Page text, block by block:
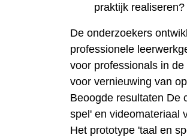
praktijk realiseren?
De onderzoekers
professionele
voor professionals in
voor vernieuwing van
Beoogde resultaten De
spel' en videomateriaal
Het prototype 'taal en